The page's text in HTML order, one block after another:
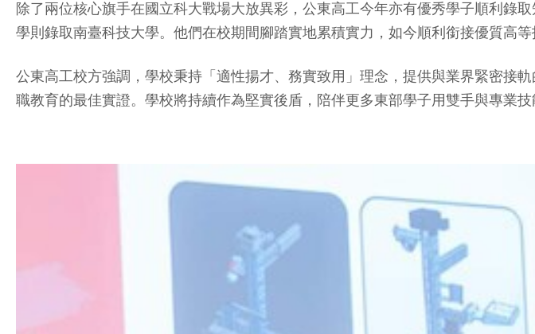
除了兩位核心旗手在國立科大戰場大放異彩，公東高工今年亦有優秀學子順利錄
學則錄取南臺科技大學。他們在校期間腳踏實地累積實力，如今順利銜接優質高等
公東高工校方強調，學校秉持「適性揚才、務實致用」理念，提供與業界緊密接
職教育的最佳實證。學校將持續作為堅實後盾，陪伴更多東部學子用雙手與專業技